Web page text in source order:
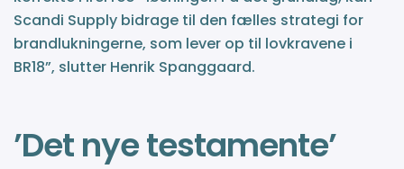
Scandi Supply bidrage til den fælles strategi for
brandlukningerne, som lever op til lovkravene i
BR18”, slutter Henrik Spanggaard.
’Det nye testamente’